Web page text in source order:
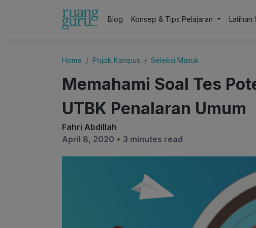
Blog Konsep & Tips Pelajaran Latihan
Home Pojok Kampus Seleksi Masuk
Memahami Soal Tes
UTBK Penalaran Umum
Fahri Abdillah
April 8, 2020 • 3 minutes read